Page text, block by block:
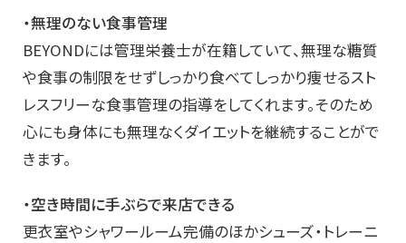
・無理のない食事管理
BEYONDには管理栄養士が在籍していて、無理な糖質
や食事の制限をせずしっかり食べてしっかり痩せるスト
レスフリーな食事管理の指導をしてくれます。そのため
心にも身体にも無理なくダイエットを継続することがで
きます。
・空き時間に手ぶらで来店できる
更衣室やシャワールーム完備のほかシューズ・トレーニ